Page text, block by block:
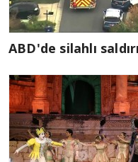
ABD'de silahlı